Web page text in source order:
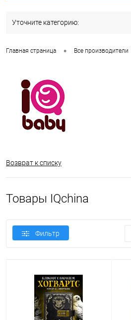
Уточните категорию:
Главная страница • Все производители
Возврат к списку
Товары IQchina
Фильтр